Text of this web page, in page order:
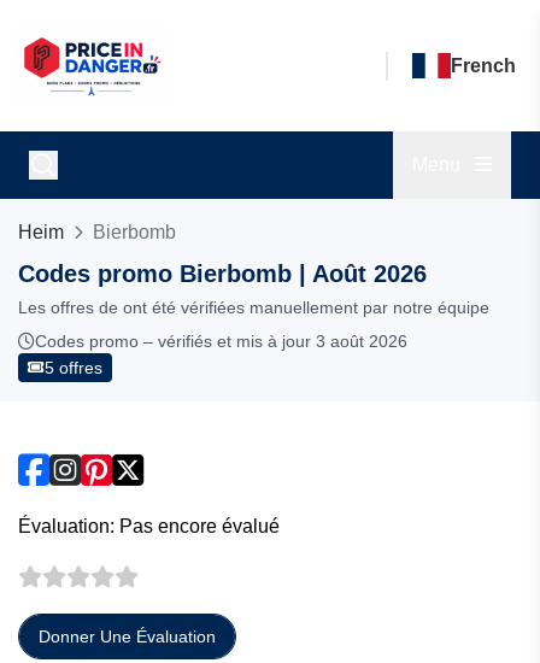
French
Heim Bierbomb
Codes promo Bierbomb | Août 2026
Les offres de ont été vérifiées manuellement par notre équipe
Codes promo – vérifiés et mis à jour 3 août 2026
5 offres
Évaluation: Pas encore évalué
Donner Une Évaluation